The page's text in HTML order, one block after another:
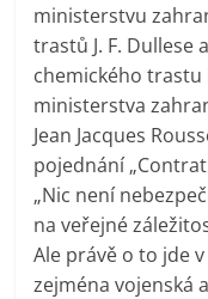
ministerstvu
trastů J. F. Dullese
chemického trastu
ministerstva
Jean Jacques
pojednání
„Nic není
na veřejné
Ale právě o to jde
zejména vojenská